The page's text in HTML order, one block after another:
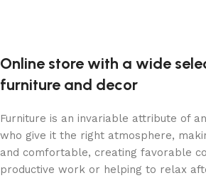
Online store with a wide
furniture and decor
Furniture is an invariable attribute of
who give it the right atmosphere,
and comfortable, creating favorable
productive work or helping to relax